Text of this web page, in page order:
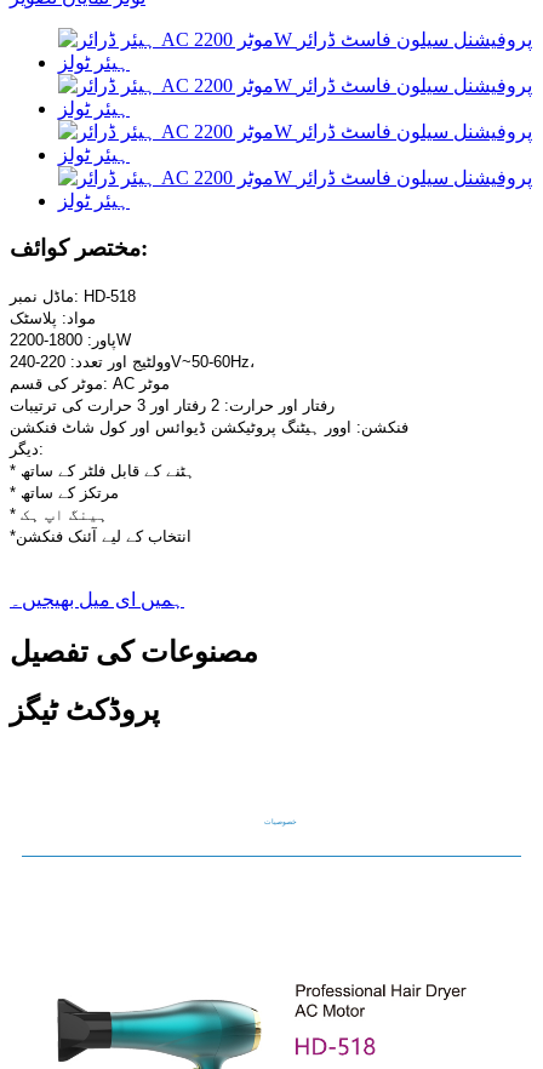
مختصر کوائف:
ماڈل نمبر: HD-518
مواد: پلاسٹک
پاور: 1800-2200W
وولٹیج اور تعدد: 220-240V~50-60Hz،
موٹر کی قسم: AC موٹر
رفتار اور حرارت: 2 رفتار اور 3 حرارت کی ترتیبات
فنکشن: اوور ہیٹنگ پروٹیکشن ڈیوائس اور کول شاٹ فنکشن
دیگر:
* ہٹنے کے قابل فلٹر کے ساتھ
* مرتکز کے ساتھ
* ہینگ اپ ہک
*انتخاب کے لیے آئنک فنکشن
ہمیں ای میل بھیجیں۔
مصنوعات کی تفصیل
پروڈکٹ ٹیگز
خصوصیات